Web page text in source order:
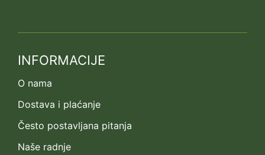
INFORMACIJE
O nama
Dostava i plaćanje
Često postavljana pitanja
Naše radnje